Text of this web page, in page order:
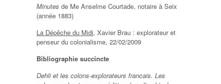
Minutes de Me Anselme Courtade, notaire à Seix
(année 1883)
La Dépêche du Midi, Xavier Brau : explorateur et
penseur du colonialisme, 22/02/2009
Bibliographie succincte
Dehli et les colons-explorateurs francais. Les